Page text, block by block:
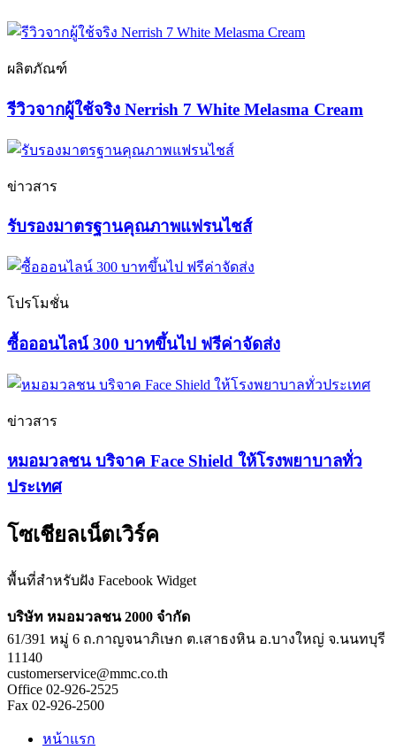
ผลิตภัณฑ์
รีวิวจากผู้ใช้จริง Nerrish 7 White Melasma Cream
ข่าวสาร
รับรองมาตรฐานคุณภาพแฟรนไชส์
โปรโมชั่น
ซื้อออนไลน์ 300 บาทขึ้นไป ฟรีค่าจัดส่ง
ข่าวสาร
หมอมวลชน บริจาค Face Shield ให้โรงพยาบาลทั่ว
ประเทศ
โซเชียลเน็ตเวิร์ค
พื้นที่สำหรับฝัง Facebook Widget
บริษัท หมอมวลชน 2000 จำกัด
61/391 หมู่ 6 ถ.กาญจนาภิเษก ต.เสาธงหิน อ.บางใหญ่ จ.นนทบุรี
11140
customerservice@mmc.co.th
Office 02-926-2525
Fax 02-926-2500
หน้าแรก